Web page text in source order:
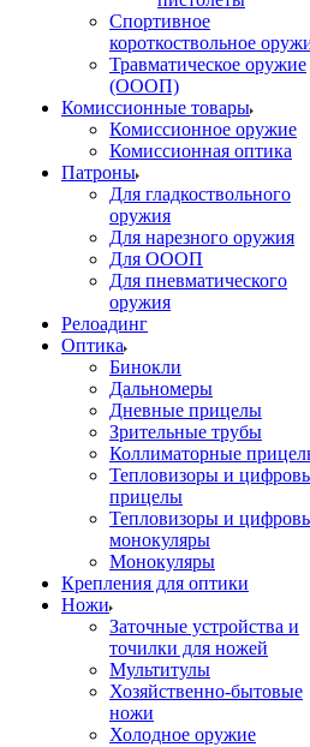
Спортивное
короткоствольное
Травматическое оружие
(ОООП)
Комиссионные товары
Комиссионное оружие
Комиссионная оптика
Патроны
Для гладкоствольного
оружия
Для нарезного оружия
Для ОООП
Для пневматического
оружия
Релоадинг
Оптика
Бинокли
Дальномеры
Дневные прицелы
Зрительные трубы
Коллиматорные
Тепловизоры и
прицелы
Тепловизоры и
монокуляры
Монокуляры
Крепления для оптики
Ножи
Заточные устройства и
точилки для ножей
Мультитулы
Хозяйственно-бытовые
ножи
Холодное оружие